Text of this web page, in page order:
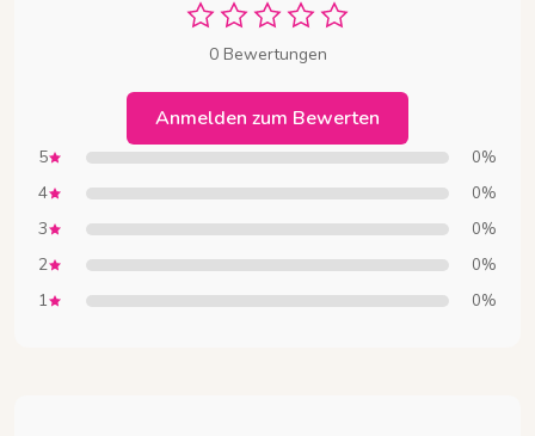
0 Bewertungen
Anmelden zum Bewerten
5 0%
4 0%
3 0%
2 0%
1 0%